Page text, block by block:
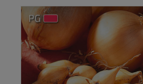
BIO
Steckzwiebe
ln
Wintersteckz
wiebeln
Gelbe